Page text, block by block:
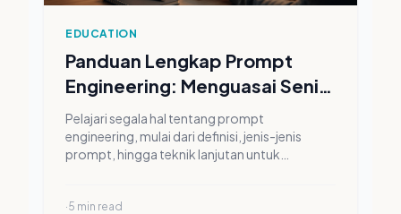
EDUCATION
Panduan Lengkap Prompt
Engineering: Menguasai Seni
Berkomunikasi dengan
Kecerdasan Buatan
Pelajari segala hal tentang prompt
engineering, mulai dari definisi, jenis-jenis
prompt, hingga teknik lanjutan untuk
·5 min read